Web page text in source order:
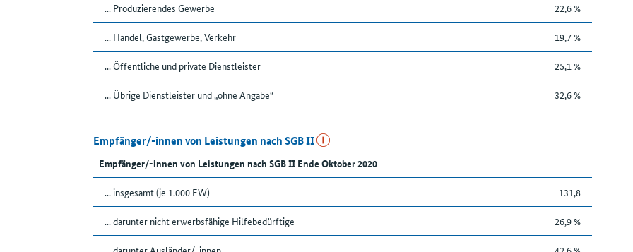
... Produzierendes Gewerbe 22,6 %
... Handel, Gastgewerbe, Verkehr 19,7 %
... Öffentliche und private Dienstleister 25,1 %
... Übrige Dienstleister und „ohne Angabe“ 32,6 %
Empfänger/-innen von Leistungen nach SGB II
Empfänger/-innen von Leistungen nach SGB II Ende Oktober 2020
... insgesamt (je 1.000 EW) 131,8
... darunter nicht erwerbsfähige Hilfebedürftige 26,9 %